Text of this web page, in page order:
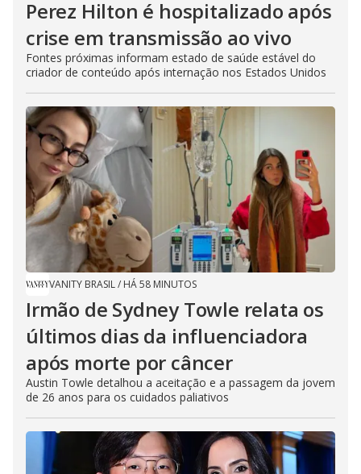
Perez Hilton é hospitalizado após
crise em transmissão ao vivo
Fontes próximas informam estado de saúde estável do
criador de conteúdo após internação nos Estados Unidos
VANITY BRASIL/ HÁ 58 MINUTOS
Irmão de Sydney Towle relata os
últimos dias da influenciadora
após morte por câncer
Austin Towle detalhou a aceitação e a passagem da jovem
de 26 anos para os cuidados paliativos